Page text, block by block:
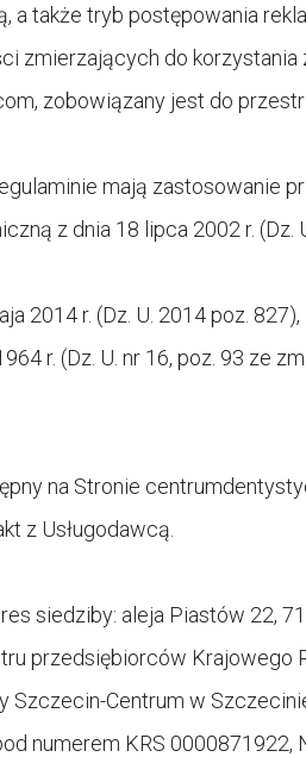
a także tryb postępowania
zmierzających do korzystania
zobowiązany jest do
mają zastosowanie
z dnia 18 lipca 2002 r. (Dz.
2014 r. (Dz. U. 2014 poz. 827),
r. (Dz. U. nr 16, poz. 93 ze
na Stronie
z Usługodawcą.
siedziby: aleja Piastów 22,
przedsiębiorców Krajowego
Centrum w
numerem KRS 0000871922,